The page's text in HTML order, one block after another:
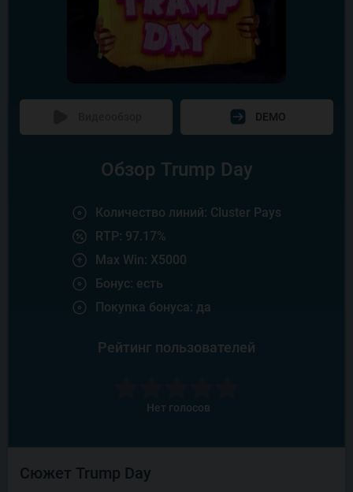
DEMO
Обзор Trump Day
Количество линий: Cluster Pays
RTP: 97.17%
Max Win: X5000
Бонус: есть
Покупка бонуса: да
Рейтинг пользователей
Нет голосов
Сюжет Trump Day